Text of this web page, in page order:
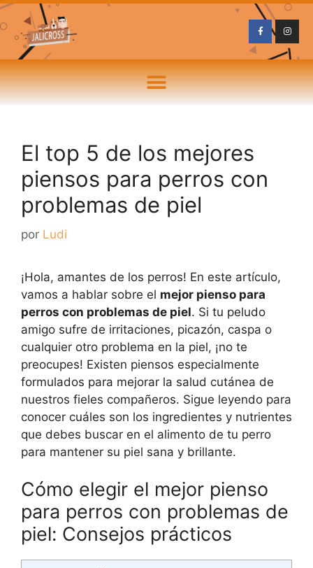
El top 5 de los mejores
piensos para perros con
problemas de piel
por Ludi
¡Hola, amantes de los perros! En este artículo,
vamos a hablar sobre el mejor pienso para
perros con problemas de piel. Si tu peludo
amigo sufre de irritaciones, picazón, caspa o
cualquier otro problema en la piel, ¡no te
preocupes! Existen piensos especialmente
formulados para mejorar la salud cutánea de
nuestros fieles compañeros. Sigue leyendo para
conocer cuáles son los ingredientes y nutrientes
que debes buscar en el alimento de tu perro
para mantener su piel sana y brillante.
Cómo elegir el mejor pienso
para perros con problemas de
piel: Consejos prácticos